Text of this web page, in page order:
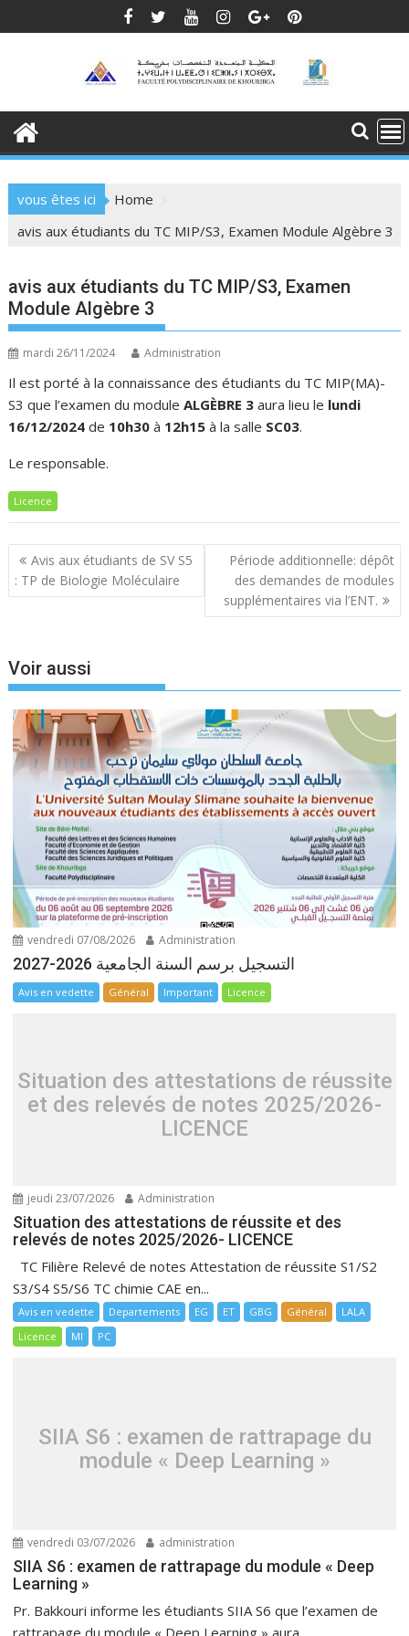
to
vous êtes ici
Home
avis aux étudiants du TC MIP/S3, Examen Module Algèbre 3
avis aux étudiants du TC MIP/S3, Examen
Module Algèbre 3
mardi 26/11/2024 Administration
Il est porté à la connaissance des étudiants du TC MIP(MA)-
S3 que l’examen du moduleALGÈBRE 3 aura lieu le lundi
16/12/2024 de 10h30 à 12h15 à la salle SC03.
Le responsable.
Licence
Navigation
de
l’article
Avis aux étudiants de SV S5
: TP de Biologie Moléculaire
Période additionnelle: dépôt
des demandes de modules
supplémentaires via l’ENT.
Voir aussi
vendredi 07/08/2026 Administration
التسجيل برسم السنة الجامعية 2026-2027
Avis en vedette Général Important Licence
Situation des attestations de réussite
et des relevés de notes 2025/2026-
LICENCE
jeudi 23/07/2026 Administration
Situation des attestations de réussite et des
relevés de notes 2025/2026- LICENCE
TC Filière Relevé de notes Attestation de réussite S1/S2
S3/S4 S5/S6 TC chimie CAE en...
Avis en vedette Departements EG ET GBG Général
LALA
Licence
MI PC
SIIA S6 : examen de rattrapage du
module « Deep Learning »
vendredi 03/07/2026 administration
SIIA S6 : examen de rattrapage du module « Deep
Learning »
Pr. Bakkouri informe les étudiants SIIA S6 que l’examen de